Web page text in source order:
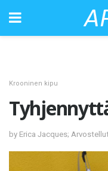
Krooninen kipu
by Erica Jacques;